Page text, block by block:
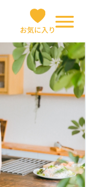
お気に入り